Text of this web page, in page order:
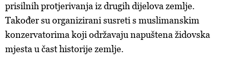
prisilnih protjerivanja iz drugih dijelova zemlje.
Također su organizirani susreti s muslimanskim
konzervatorima koji održavaju napuštena židovska
mjesta u čast historije zemlje.